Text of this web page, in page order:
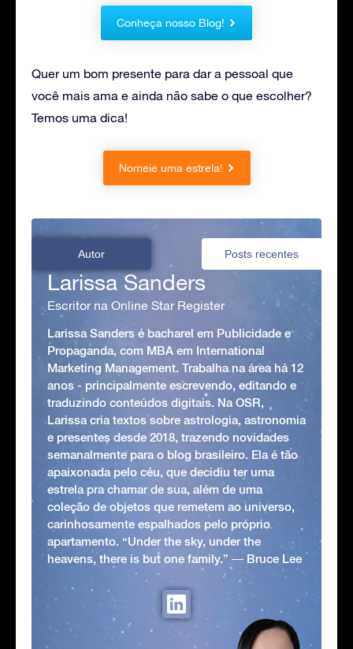
Conheça nosso Blog!
Quer um bom presente para dar a pessoal que
você mais ama e ainda não sabe o que escolher?
Temos uma dica!
Nomeie uma estrela!
Autor Posts recentes
Larissa Sanders
Escritor na Online Star Register
Larissa Sanders é bacharel em Publicidade e
Propaganda, com MBA em International
Marketing Management. Trabalha na área há 12
anos - principalmente escrevendo, editando e
traduzindo conteúdos digitais. Na OSR,
Larissa cria textos sobre astrologia, astronomia
e presentes desde 2018, trazendo novidades
semanalmente para o blog brasileiro. Ela é tão
apaixonada pelo céu, que decidiu ter uma
estrela pra chamar de sua, além de uma
coleção de objetos que remetem ao universo,
carinhosamente espalhados pelo próprio
apartamento. “Under the sky, under the
heavens, there is but one family.” ― Bruce Lee